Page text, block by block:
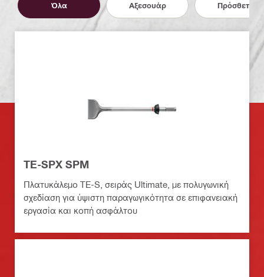
Όλα Αξεσουάρ Πρόσθετα
TE-SPX SPM
Πλατυκάλεμο TE-S, σειράς Ultimate, με πολυγωνική
σχεδίαση για ύψιστη παραγωγικότητα σε επιφανειακή
εργασία και κοπή ασφάλτου